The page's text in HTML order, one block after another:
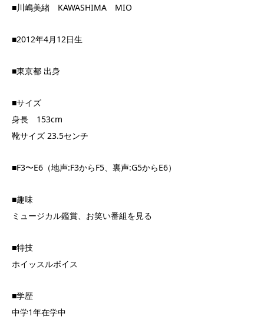
■川嶋美緖 KAWASHIMA MIO
■2012年4月12日生
■東京都 出身
■サイズ
身長 153cm
靴サイズ 23.5センチ
■F3〜E6（地声:F3からF5、裏声:G5からE6）
■趣味
ミュージカル鑑賞、お笑い番組を見る
■特技
ホイッスルボイス
■学歴
中学1年在学中